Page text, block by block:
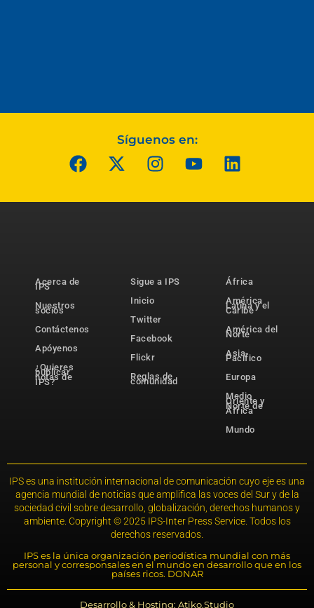
Síguenos en:
Acerca de
IPS
Nuestros
socios
Contáctenos
Apóyenos
¿Quieres
publicar
notas de
IPS?
Sigue a IPS
Inicio
Twitter
Facebook
Flickr
Reglas de
comunidad
África
América
Latina y el
Caribe
América del
Norte
Asia-
Pacífico
Europa
Medio
Oriente y
Norte de
África
Mundo
IPS es una institución internacional de comunicación cuyo eje es una
agencia mundial de noticias que amplifica las voces del Sur y de la
sociedad civil sobre desarrollo, globalización, derechos humanos y
ambiente. Copyright © 2025 IPS-Inter Press Service. Todos los
derechos reservados.
IPS es la única organización periodística mundial con más
personal y corresponsales en el mundo en desarrollo que en los
países ricos. DONAR
Desarrollo & Hosting: Atiko.Studio